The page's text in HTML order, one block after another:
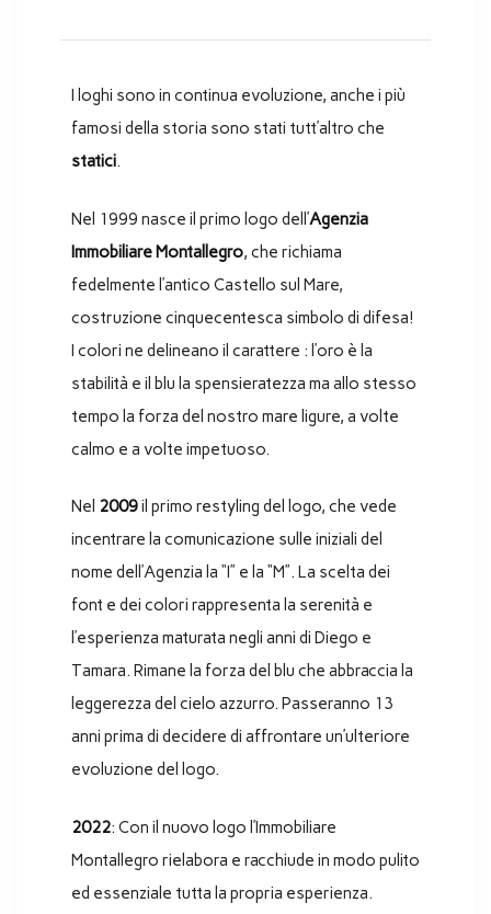
I loghi sono in continua evoluzione, anche i più
famosi della storia sono stati tutt’altro che
statici.
Nel 1999 nasce il primo logo dell’Agenzia
Immobiliare Montallegro, che richiama
fedelmente l’antico Castello sul Mare,
costruzione cinquecentesca simbolo di difesa!
I colori ne delineano il carattere : l’oro è la
stabilità e il blu la spensieratezza ma allo stesso
tempo la forza del nostro mare ligure, a volte
calmo e a volte impetuoso.
Nel 2009il primo restyling del logo, che vede
incentrare la comunicazione sulle iniziali del
nome dell’Agenzia la “I” e la “M”. La scelta dei
font e dei colori rappresenta la serenità e
l’esperienza maturata negli anni di Diego e
Tamara. Rimane la forza del blu che abbraccia la
leggerezza del cielo azzurro. Passeranno 13
anni prima di decidere di affrontare un’ulteriore
evoluzione del logo.
2022: Con il nuovo logo l’Immobiliare
Montallegro rielabora e racchiude in modo pulito
ed essenziale tutta la propria esperienza.